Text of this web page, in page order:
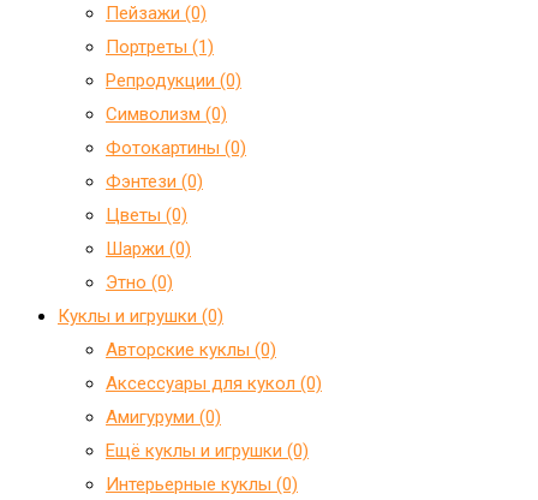
Пейзажи (0)
Портреты (1)
Репродукции (0)
Символизм (0)
Фотокартины (0)
Фэнтези (0)
Цветы (0)
Шаржи (0)
Этно (0)
Куклы и игрушки (0)
Авторские куклы (0)
Аксессуары для кукол (0)
Амигуруми (0)
Ещё куклы и игрушки (0)
Интерьерные куклы (0)